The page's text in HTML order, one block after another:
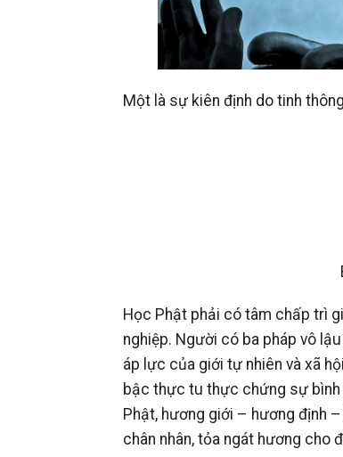
Một là sự kiên định do tinh
Học Phật phải có tâm chấp trì
nghiệp. Người có ba pháp vô
áp lực của giới tự nhiên và xã
bậc thực tu thực chứng sự bình
Phật, hương giới – hương định
chân nhân, tỏa ngát hương cho